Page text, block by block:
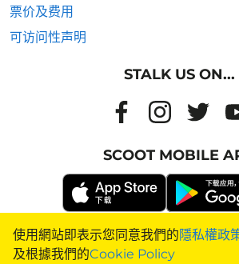
使用網站即表示您同意我們的隱私權政
及根據我們的Cookie Policy
票价及费用
可访问性声明
STALK US ON...
SCOOT MOBILE
飞往国家 | 飞往城市 | 城市到城市的航班